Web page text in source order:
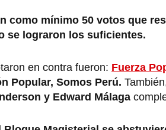
como mínimo 50 votos que
se lograron los suficientes.
en contra fueron: Fuerza
Popular, Somos Perú.
y Edward Málaga